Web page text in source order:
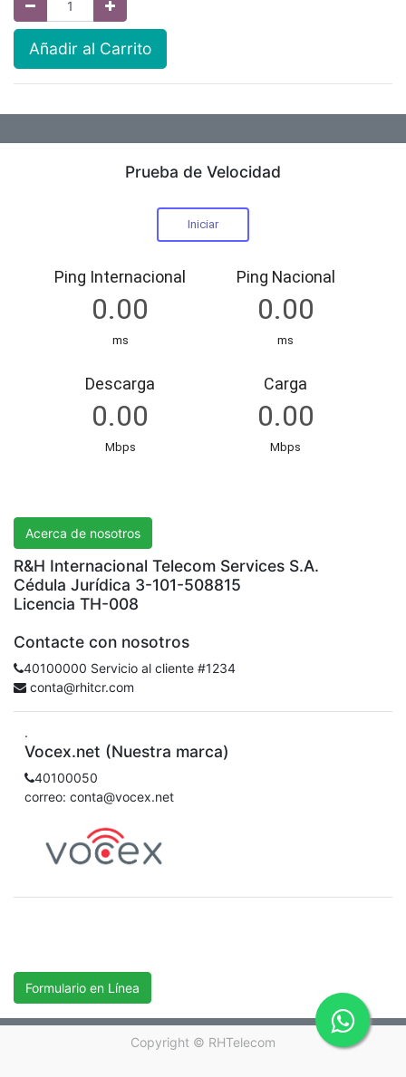
Añadir al Carrito
Prueba de Velocidad
Acerca de nosotros
R&H Internacional Telecom Services S.A.
Cédula Jurídica 3-101-508815
Licencia TH-008
Contacte con nosotros
40100000 Servicio al cliente #1234
conta@rhitcr.com
.
Vocex.net (Nuestra marca)
40100050
correo: conta@vocex.net
Formulario en Línea
Copyright © RHTelecom